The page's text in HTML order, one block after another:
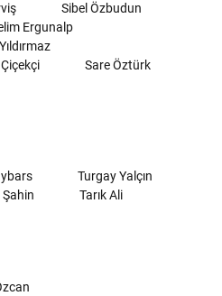
Sibel Özbudun
Ergunalp
Sare Öztürk
Turgay Yalçın
Şahin Tarık Ali